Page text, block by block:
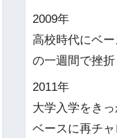
2009年
高校時代にベ
の一週間で挫折
2011年
大学入学をきっ
ベースに再チャ